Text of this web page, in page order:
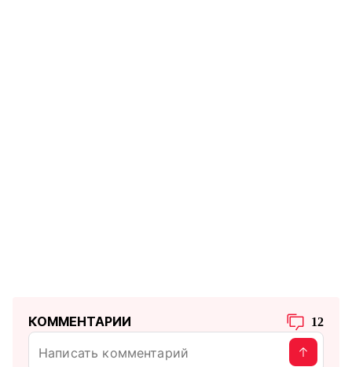
КОММЕНТАРИИ 12